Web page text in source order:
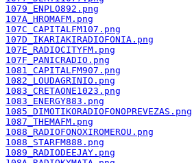
1079_ENPLO892.png
107A_HROMAFM.png
107C_CAPITALFM107.png
107D_IKARIAKIRADIOFONIA.png
107E_RADIOCITYFM.png
107F_PANICRADIO.png
1081_CAPITALFM907.png
1082_LOUDAGRINIO.png
1083_CRETAONE1023.png
1083_ENERGY883.png
1085_DIMOTIKORADIOFONOPREVEZAS.png
1087_THEMAFM.png
1088_RADIOFONOXIROMEROU.png
1088_STARFM888.png
1089_RADIODEEJAY.png